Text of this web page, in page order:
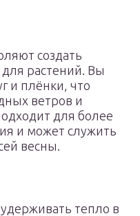
создать
растений. Вы
и плёнки, что
ветров и
для более
и может служить
весны.
тепло в